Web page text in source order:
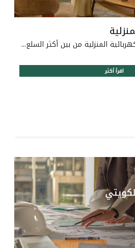
المنزلية من بين أكثر السلع...
اقرأ أكثر